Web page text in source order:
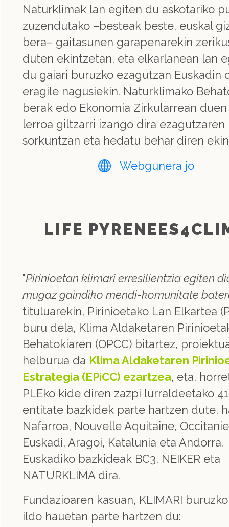
Naturklimak lan egiten du askotariko
zuzendutako –besteak beste, euskal
bera– gaitasunen garapenarekin
duten ekintzetan, eta elkarlanean lan
du gaiari buruzko ezagutzan Euskadin
eragile nagusiekin. Naturklimako
berak edo Ekonomia Zirkularrean
lerroa giltzarri izango dira ezagutzaren
sorkuntzan eta hedatu behar diren
Webgunera jo
LIFE
"Pirinioetan klimari erresilientzia egiten
mugaz gaindiko mendi-komunitate
tituluarekin, Pirinioetako Lan Elkartea
buru dela, Klima Aldaketaren
Behatokiaren (OPCC) bitartez,
helburua da Klima Aldaketaren
Estrategia (EPiCC) ezartzea, eta,
PLEko kide diren zazpi lurraldeetako 41
entitate bazkidek parte hartzen dute,
Nafarroa, Nouvelle Aquitaine,
Euskadi, Aragoi, Katalunia eta Andorra.
Euskadiko bazkideak BC3, NEIKER eta
NATURKLIMA dira.
Fundazioaren kasuan, KLIMARI
ildo hauetan parte hartzen du: